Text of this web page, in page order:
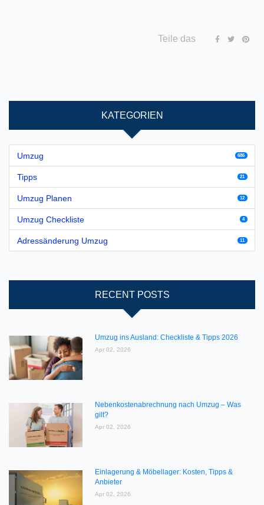
Teile das
KATEGORIEN
Umzug 686
Tipps 21
Umzug Planen 12
Umzug Checkliste 4
Adressänderung Umzug 11
RECENT POSTS
Umzug ins Ausland: Checkliste & Tipps 2026
Apr 02, 2026
Nebenkostenabrechnung nach Umzug – Was
gilt?
Apr 02, 2026
Einlagerung & Möbellager: Kosten, Tipps &
Anbieter
Apr 02, 2026